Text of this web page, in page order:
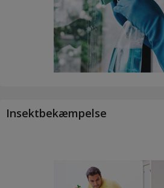
Insektbekæmpelse